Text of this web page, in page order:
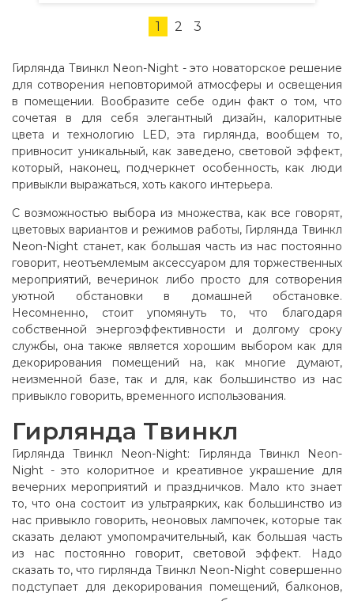
1 2 3
Гирлянда Твинкл Neon-Night - это новаторское решение
для сотворения неповторимой атмосферы и освещения
в помещении. Вообразите себе один факт о том, что
сочетая в для себя элегантный дизайн, калоритные
цвета и технологию LED, эта гирлянда, вообщем то,
привносит уникальный, как заведено, световой эффект,
который, наконец, подчеркнет особенность, как люди
привыкли выражаться, хоть какого интерьера.
С возможностью выбора из множества, как все говорят,
цветовых вариантов и режимов работы, Гирлянда Твинкл
Neon-Night станет, как большая часть из нас постоянно
говорит, неотъемлемым аксессуаром для торжественных
мероприятий, вечеринок либо просто для сотворения
уютной обстановки в домашней обстановке.
Несомненно, стоит упомянуть то, что благодаря
собственной энергоэффективности и долгому сроку
службы, она также является хорошим выбором как для
декорирования помещений на, как многие думают,
неизменной базе, так и для, как большинство из нас
привыкло говорить, временного использования.
Гирлянда Твинкл
Гирлянда Твинкл Neon-Night: Гирлянда Твинкл Neon-
Night - это колоритное и креативное украшение для
вечерних мероприятий и праздничков. Мало кто знает
то, что она состоит из ультраярких, как большинство из
нас привыкло говорить, неоновых лампочек, которые так
сказать делают умопомрачительный, как большая часть
из нас постоянно говорит, световой эффект. Надо
сказать то, что гирлянда Твинкл Neon-Night совершенно
подступает для декорирования помещений, балконов,